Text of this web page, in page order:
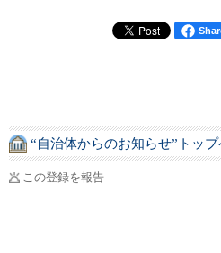
“自治体からのお知らせ”トッ
この登録を報告